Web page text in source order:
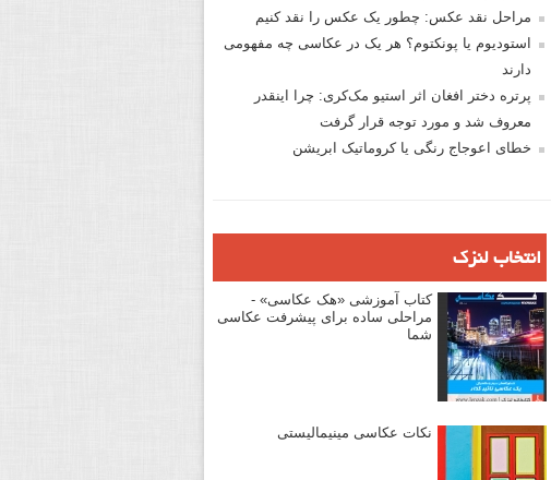
مراحل نقد عکس: چطور یک عکس را نقد کنیم
استودیوم یا پونکتوم؟ هر یک در عکاسی چه مفهومی
دارند
پرتره دختر افغان اثر استیو مک‌کری: چرا اینقدر
معروف شد و مورد توجه قرار گرفت
خطای اعوجاج رنگی یا کروماتیک ابریشن
انتخاب لنزک
کتاب آموزشی «هک عکاسی» -
مراحلی ساده برای پیشرفت عکاسی
شما
نکات عکاسی مینیمالیستی